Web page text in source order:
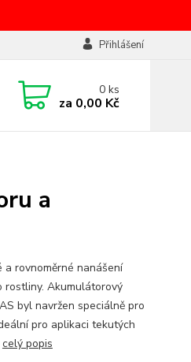
Přihlášení
0ks
za 0,00 Kč
a
a rovnoměrné nanášení
rostliny. Akumulátorový
byl navržen speciálně pro
pro aplikaci tekutých
celý popis